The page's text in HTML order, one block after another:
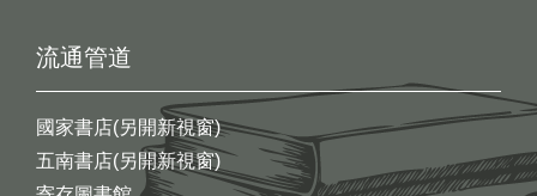
流通管道
國家書店(另開新視窗)
五南書店(另開新視窗)